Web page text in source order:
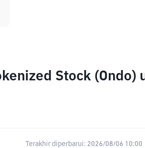
Stock
Terakhir diperbarui: 2026/08/06 10:00